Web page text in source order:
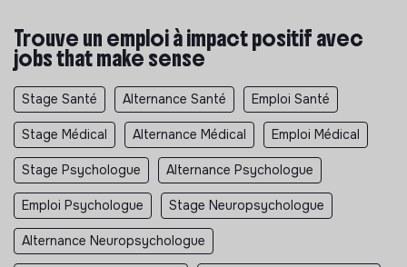
Trouve un emploi à impact positif avec
jobs that make sense
Stage Santé Alternance Santé Emploi Santé
Stage Médical Alternance Médical Emploi Médical
Stage Psychologue Alternance Psychologue
Emploi Psychologue Stage Neuropsychologue
Alternance Neuropsychologue